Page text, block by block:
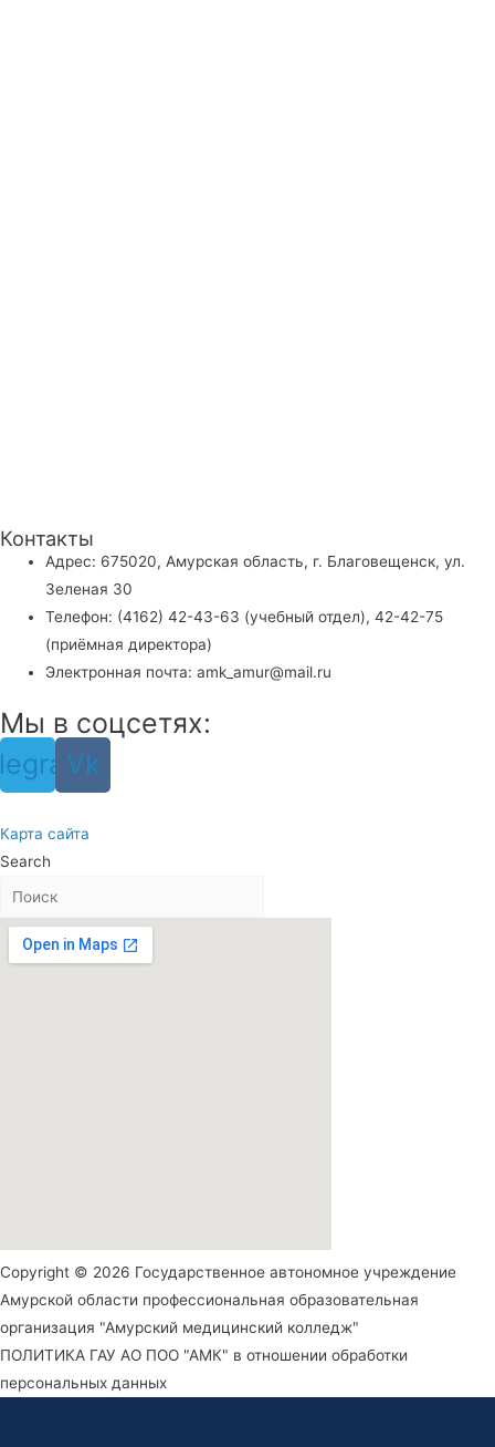
Контакты
Адрес: 675020, Амурская область, г. Благовещенск, ул.
Зеленая 30
Телефон: (4162) 42-43-63 (учебный отдел), 42-42-75
(приёмная директора)
Электронная почта: amk_amur@mail.ru
Мы в соцсетях:
Vk
Карта сайта
Search
Copyright © 2026 Государственное автономное учреждение
Амурской области профессиональная образовательная
организация "Амурский медицинский колледж"
ПОЛИТИКА ГАУ АО ПОО "АМК" в отношении обработки
персональных данных